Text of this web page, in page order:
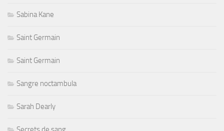
Sabina Kane
Saint Germain
Saint Germain
Sangre noctambula
Sarah Dearly